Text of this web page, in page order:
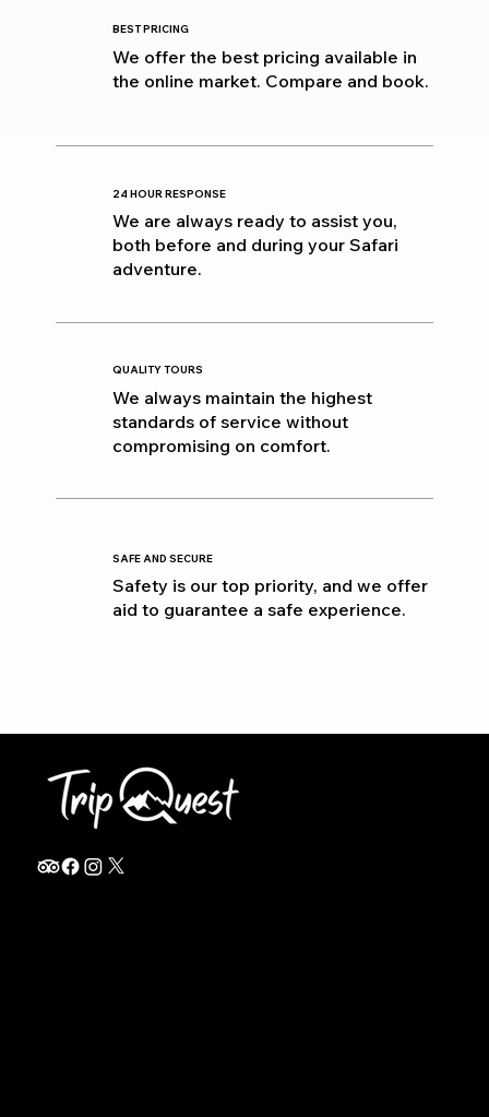
BEST PRICING
We offer the best pricing available in
the online market. Compare and book.
24 HOUR RESPONSE
We are always ready to assist you,
both before and during your Safari
adventure.
QUALITY TOURS
We always maintain the highest
standards of service without
compromising on comfort.
SAFE AND SECURE
Safety is our top priority, and we offer
aid to guarantee a safe experience.